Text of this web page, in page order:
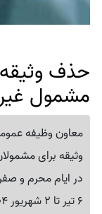
حذف وثیقه
مشمول
معاون وظیفه
وثیقه برای
در ایام محرم و